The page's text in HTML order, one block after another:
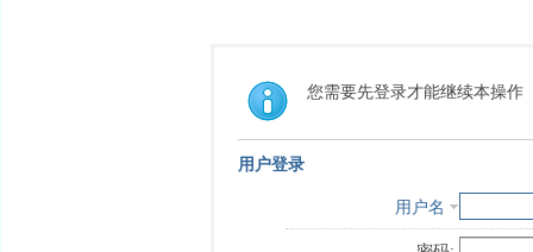
您需要先登录才能继续本操作
用户登录
用户名